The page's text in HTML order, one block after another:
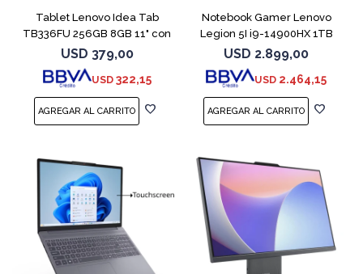
Tablet Lenovo Idea Tab
TB336FU 256GB 8GB 11" con
Pen + Funda
USD 379,00
USD 322,15
Notebook Gamer Lenovo
Legion 5I i9-14900HX 1TB
16GB RTX5070
USD 2.899,00
USD 2.464,15